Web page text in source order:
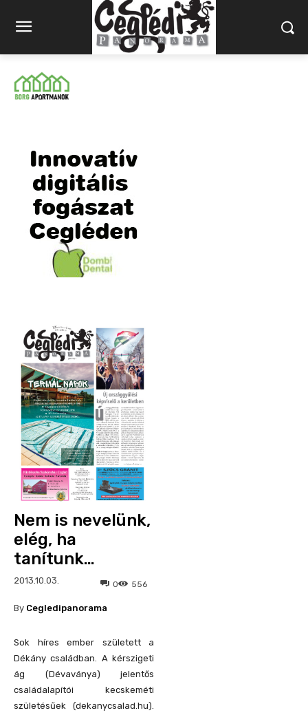
Nem is nevelünk,
elég, ha
tanítunk…
2013.10.03. 556
0
By Cegledipanorama
Sok híres ember született a
Dékány családban. A kérszigeti
ág (Dévaványa) jelentős
családalapítói kecskeméti
születésűek (dekanycsalad.hu).